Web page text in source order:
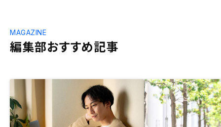
編集部おすすめ記事
MAGAZINE